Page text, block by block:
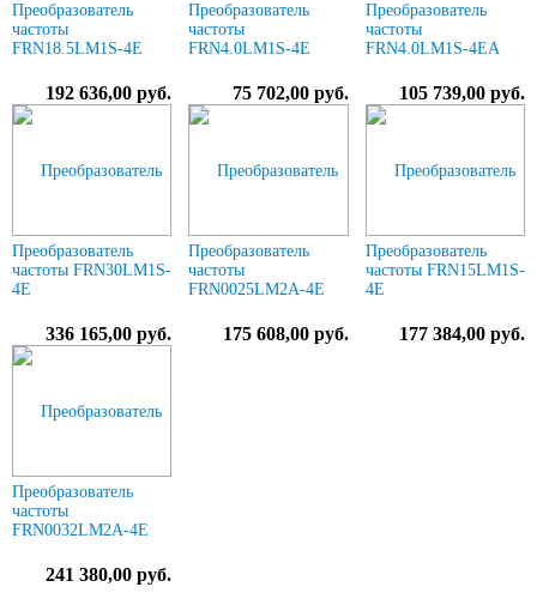
Преобразователь
частоты
FRN18.5LM1S-4E
192 636,00 руб.
Преобразователь
частоты
FRN4.0LM1S-4E
75 702,00 руб.
Преобразователь
частоты
FRN4.0LM1S-4EA
105 739,00 руб.
Преобразователь
частоты FRN30LM1S-
4E
336 165,00 руб.
Преобразователь
частоты
FRN0025LM2A-4E
175 608,00 руб.
Преобразователь
частоты FRN15LM1S-
4E
177 384,00 руб.
Преобразователь
частоты
FRN0032LM2A-4E
241 380,00 руб.